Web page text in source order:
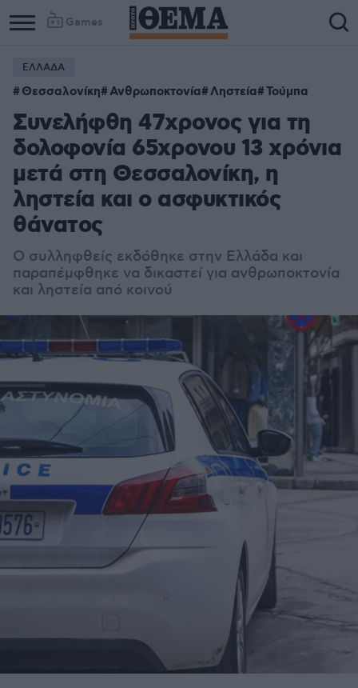
Games
ΕΛΛΑΔΑ
Θεσσαλονίκη Ανθρωποκτονία Ληστεία Τούμπα
Συνελήφθη 47χρονος για τη
δολοφονία 65χρονου 13 χρόνια
μετά στη Θεσσαλονίκη, η
ληστεία και ο ασφυκτικός
θάνατος
Ο συλληφθείς εκδόθηκε στην Ελλάδα και
παραπέμφθηκε να δικαστεί για ανθρωποκτονία
και ληστεία από κοινού